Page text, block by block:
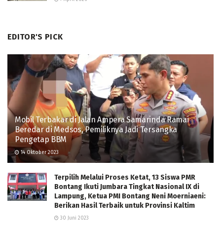
EDITOR'S PICK
Mobil Terbakar di Jalan Ampera Samarinda Ramai
Beredar di Medsos, Pemiliknya Jadi Tersangka
Pengetap BBM
14 Oktober 2023
Terpilih Melalui Proses Ketat, 13 Siswa PMR
Bontang Ikuti Jumbara Tingkat Nasional IX di
Lampung, Ketua PMI Bontang Neni Moerniaeni:
Berikan Hasil Terbaik untuk Provinsi Kaltim
30 Juni 2023